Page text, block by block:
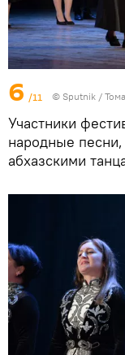
6 /11 © Sputnik /
Участники
народные
абхазскими